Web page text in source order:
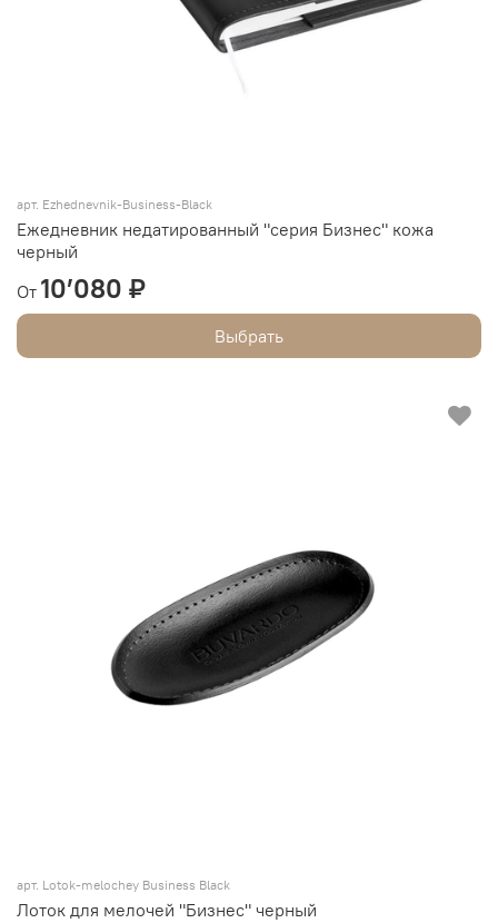
арт. Ezhednevnik-Business-Black
Ежедневник недатированный "серия Бизнес" кожа
черный
От 10’080 ₽
Выбрать
арт. Lotok-melochey Business Black
Лоток для мелочей "Бизнес" черный